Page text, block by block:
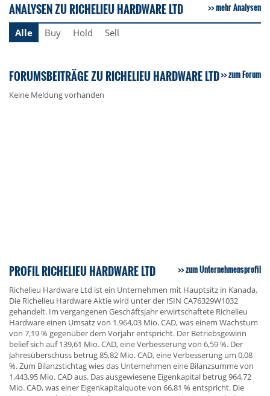
ANALYSEN ZU RICHELIEU HARDWARE LTD mehr Analysen
Alle Buy Hold Sell
FORUMSBEITRÄGE ZU RICHELIEU HARDWARE LTD zum Forum
Keine Meldung vorhanden
PROFIL RICHELIEU HARDWARE LTD zum Unternehmensprofil
Richelieu Hardware Ltd ist ein Unternehmen mit Hauptsitz in Kanada.
Die Richelieu Hardware Aktie wird unter der ISIN CA76329W1032
gehandelt. Im vergangenen Geschäftsjahr erwirtschaftete Richelieu
Hardware einen Umsatz von 1.964,03 Mio. CAD, was einem Wachstum
von 7,19 % gegenüber dem Vorjahr entspricht. Der Betriebsgewinn
belief sich auf 139,61 Mio. CAD, eine Verbesserung von 6,59 %. Der
Jahresüberschuss betrug 85,82 Mio. CAD, eine Verbesserung um 0,08
%. Zum Bilanzstichtag wies das Unternehmen eine Bilanzsumme von
1.443,95 Mio. CAD aus. Das ausgewiesene Eigenkapital betrug 964,72
Mio. CAD, was einer Eigenkapitalquote von 66,81 % entspricht. Die